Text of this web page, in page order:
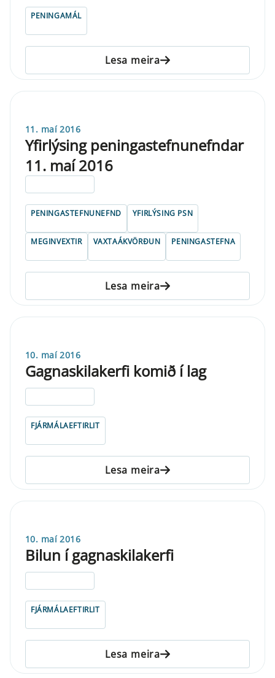
PENINGAMÁL
Lesa meira
11. maí 2016
Yfirlýsing peningastefnunefndar
11. maí 2016
PENINGASTEFNUNEFND YFIRLÝSING PSN
MEGINVEXTIR VAXTAÁKVÖRÐUN PENINGASTEFNA
Lesa meira
10. maí 2016
Gagnaskilakerfi komið í lag
FJÁRMÁLAEFTIRLIT
Lesa meira
10. maí 2016
Bilun í gagnaskilakerfi
FJÁRMÁLAEFTIRLIT
Lesa meira